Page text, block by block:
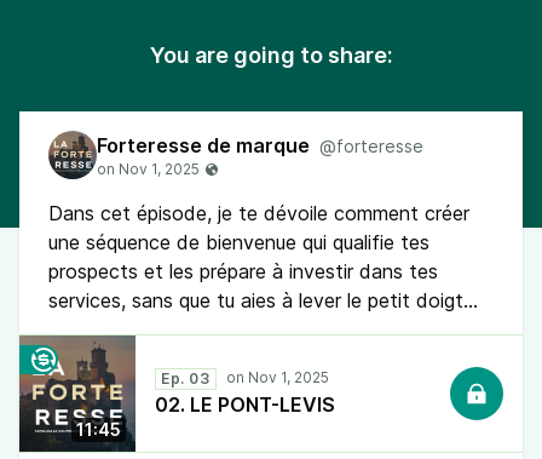
You are going to share:
Forteresse de marque @forteresse
Dans cet épisode, je te dévoile comment créer
une séquence de bienvenue qui qualifie tes
prospects et les prépare à investir dans tes
services, sans que tu aies à lever le petit doigt...
11:45
Ep. 03
02. LE PONT-LEVIS